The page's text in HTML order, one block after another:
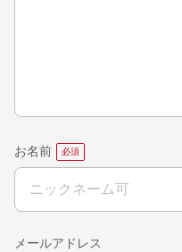
お名前
メールアドレス